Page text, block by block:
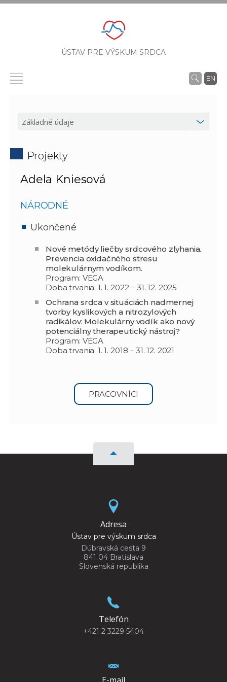
ÚSTAV PRE VÝSKUM SRDCA
EN
Projekty
Adela Kniesová
NÁRODNÉ
Ukončené
Nové metódy liečby srdcového zlyhania.
Prevencia oxidačného stresu
molekulárnym vodíkom.
Program: VEGA
Doba trvania: 1. 1. 2022 – 31. 12. 2025
Ochrana srdca v situáciách nadmernej
tvorby kyslikových a nitrozylových
radikálov: Molekulárny vodík ako nový
potenciálny therapeutický nástroj?
Program: VEGA
Doba trvania: 1. 1. 2018 – 31. 12. 2021
PRACOVNÍCI
Adresa
Ústav pre výskum srdca
Dúbravská cesta 9
841 04 Bratislava
Slovenská republika
Telefón
+421 2 3229 5404